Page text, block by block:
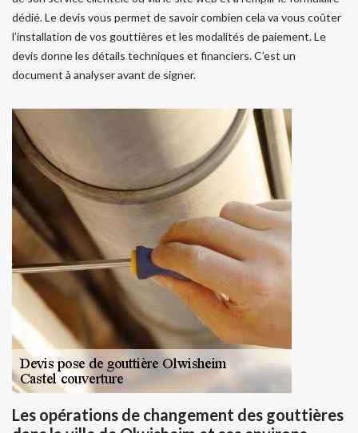
dédié. Le devis vous permet de savoir combien cela va vous coûter
l’installation de vos gouttières et les modalités de paiement. Le
devis donne les détails techniques et financiers. C’est un
document à analyser avant de signer.
Les opérations de changement des gouttières